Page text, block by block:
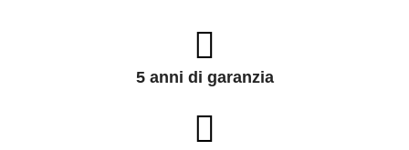
5 anni di garanzia